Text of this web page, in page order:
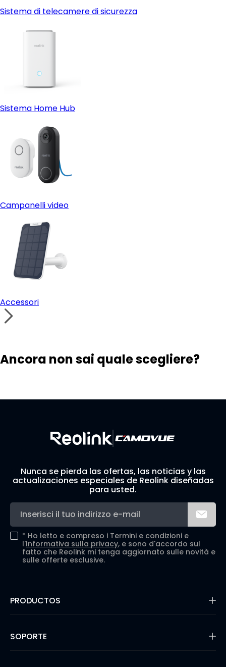
Sistema di telecamere di sicurezza
Sistema Home Hub
Campanelli video
Accessori
Ancora non sai quale scegliere?
Nunca se pierda las ofertas, las noticias y las
actualizaciones especiales de Reolink diseñadas
para usted.
* Ho letto e compreso i Termini e condizioni e
l'Informativa sulla privacy, e sono d'accordo sul
fatto che Reolink mi tenga aggiornato sulle novità e
sulle offerte esclusive.
PRODUCTOS
Cámaras con Batería
Cámaras IP PoE
SOPORTE